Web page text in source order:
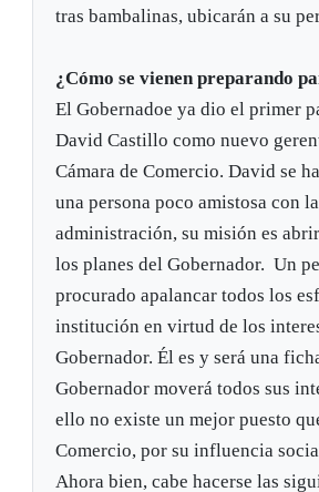
tras bambalinas, ubicarán a su
¿Cómo se vienen preparando
El Gobernadoe ya dio el primer
David Castillo como nuevo
Cámara de Comercio. David se
una persona poco amistosa con la
administración, su misión es
los planes del Gobernador. Un
procurado apalancar todos los
institución en virtud de los
Gobernador. Él es y será una
Gobernador moverá todos sus
ello no existe un mejor puesto
Comercio, por su influencia
Ahora bien, cabe hacerse las